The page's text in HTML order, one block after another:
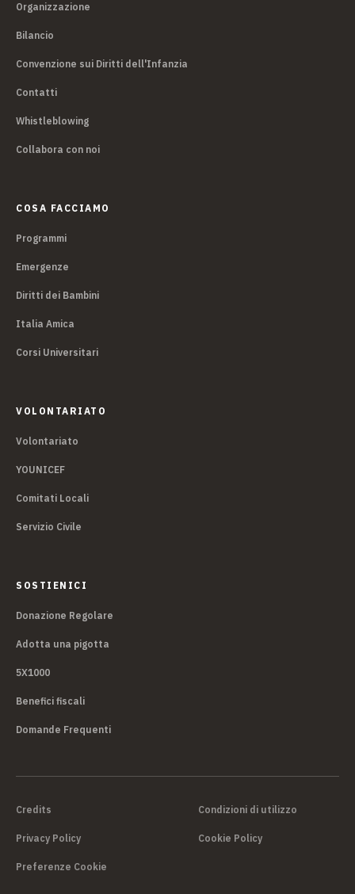
Organizzazione
Bilancio
Convenzione sui Diritti dell'Infanzia
Contatti
Whistleblowing
Collabora con noi
COSA FACCIAMO
Programmi
Emergenze
Diritti dei Bambini
Italia Amica
Corsi Universitari
VOLONTARIATO
Volontariato
YOUNICEF
Comitati Locali
Servizio Civile
SOSTIENICI
Donazione Regolare
Adotta una pigotta
5X1000
Benefici fiscali
Domande Frequenti
Credits Condizioni di utilizzo
Privacy Policy Cookie Policy
Preferenze Cookie